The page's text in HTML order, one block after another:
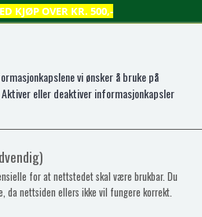
KJØP OVER KR. 500,-
0
ABC-heksa (2)
-47%
vi ønsker å bruke på
eller deaktiver informasjonkapsler
for at nettstedet skal være brukbar. Du
da nettsiden ellers ikke vil fungere korrekt.